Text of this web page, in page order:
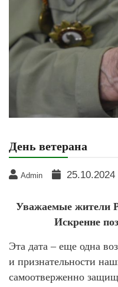
День ветерана
Admin 25.10.2024
Уважаемые жители
Искренне
Эта дата – еще одна
и признательности
самоотверженно